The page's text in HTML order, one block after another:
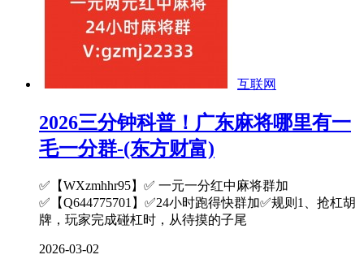
互联网
2026三分钟科普！广东麻将哪里有一
毛一分群-(东方财富)
✅【WXzmhhr95】✅ 一元一分红中麻将群加
✅【Q644775701】✅24小时跑得快群加✅规则1、抢杠胡
牌，玩家完成碰杠时，从待摸的子尾
2026-03-02